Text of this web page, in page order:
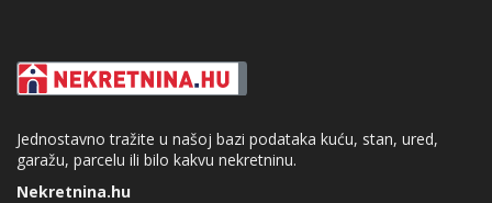
Jednostavno tražite u našoj bazi podataka kuću, stan, ured,
garažu, parcelu ili bilo kakvu nekretninu.
Nekretnina.hu